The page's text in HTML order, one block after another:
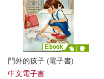
門外的孩子 (電子書)
中文電子書